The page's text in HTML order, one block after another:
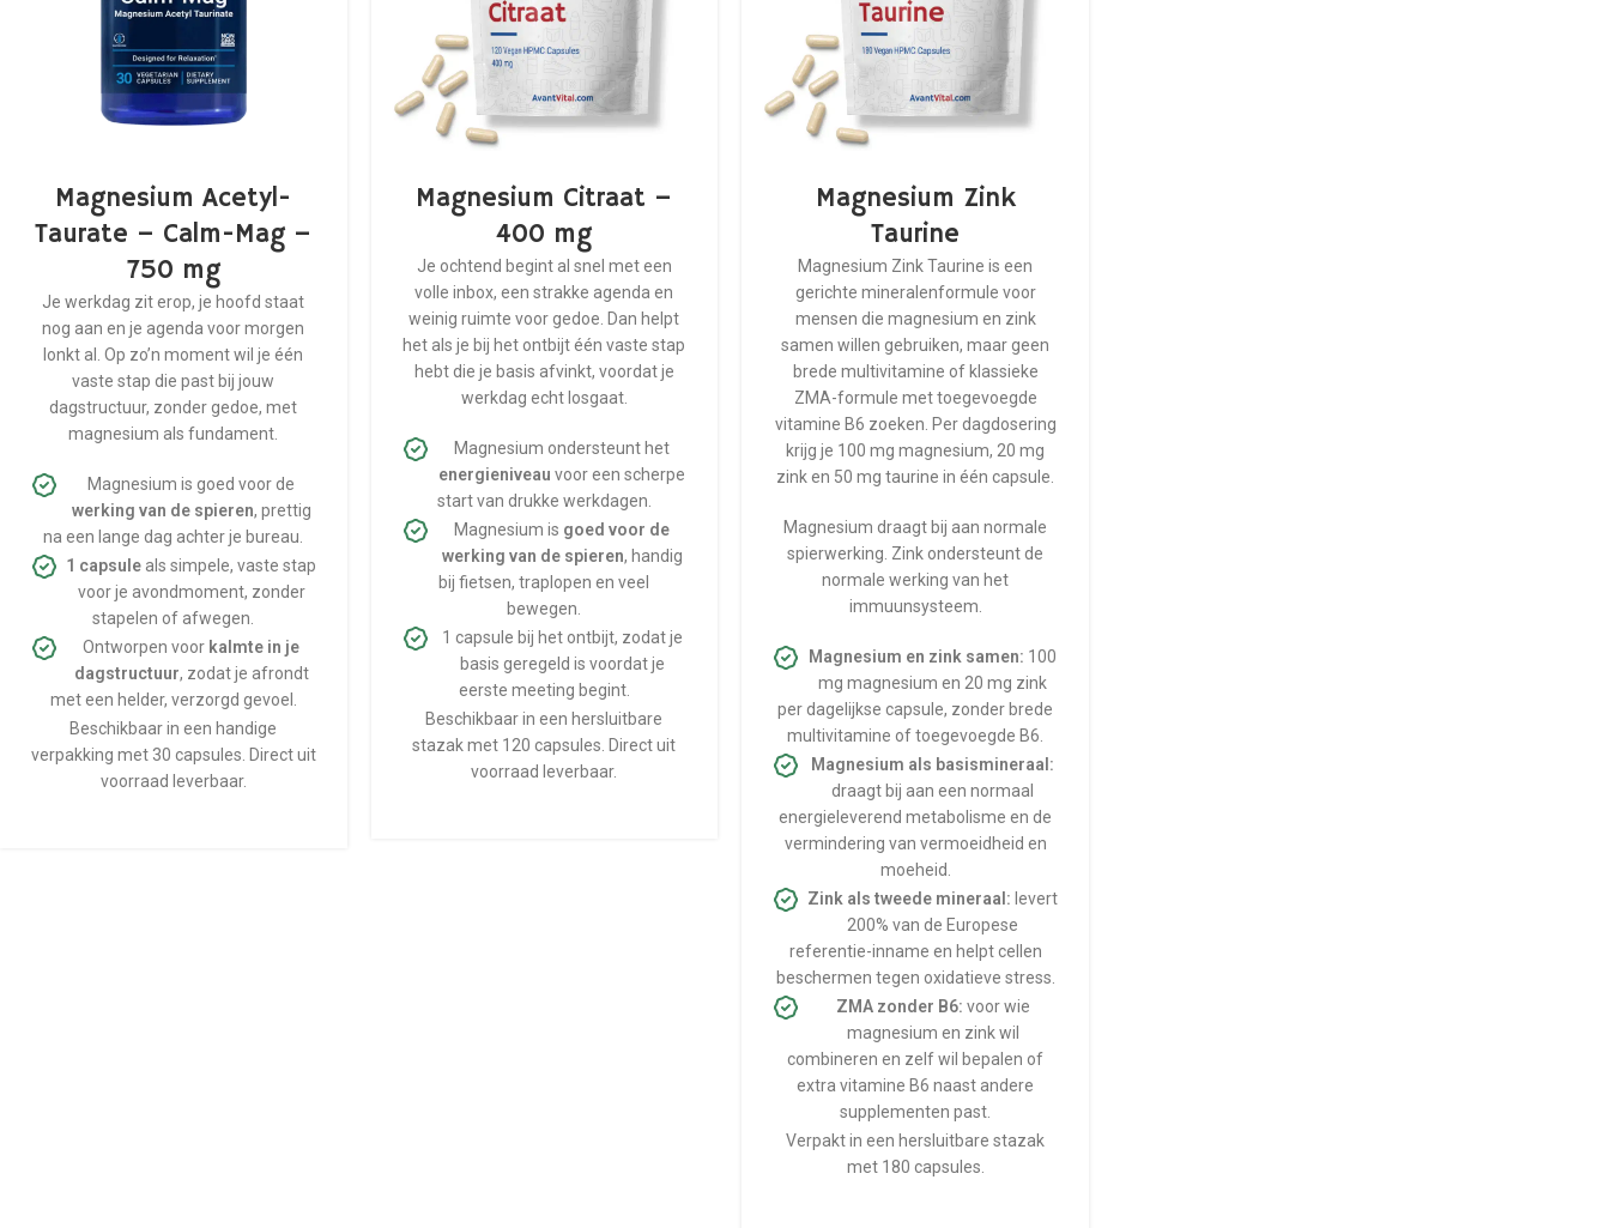
Magnesium Acetyl-
Taurate – Calm-Mag –
750 mg
Je werkdag zit erop, je hoofd staat
nog aan en je agenda voor morgen
lonkt al. Op zo’n moment wil je één
vaste stap die past bij jouw
dagstructuur, zonder gedoe, met
magnesium als fundament.
Magnesium is goed voor de
werking van de spieren, prettig
na een lange dag achter je bureau.
1 capsule als simpele, vaste stap
voor je avondmoment, zonder
stapelen of afwegen.
Ontworpen voor kalmte in je
dagstructuur, zodat je afrondt
met een helder, verzorgd gevoel.
Beschikbaar in een handige
verpakking met 30 capsules. Direct uit
voorraad leverbaar.
Magnesium Citraat –
400 mg
Je ochtend begint al snel met een
volle inbox, een strakke agenda en
weinig ruimte voor gedoe. Dan helpt
het als je bij het ontbijt één vaste stap
hebt die je basis afvinkt, voordat je
werkdag echt losgaat.
Magnesium ondersteunt het
energieniveau voor een scherpe
start van drukke werkdagen.
Magnesium is goed voor de
werking van de spieren, handig
bij fietsen, traplopen en veel
bewegen.
1 capsule bij het ontbijt, zodat je
basis geregeld is voordat je
eerste meeting begint.
Beschikbaar in een hersluitbare
stazak met 120 capsules. Direct uit
voorraad leverbaar.
Magnesium Zink
Taurine
Magnesium Zink Taurine is een
gerichte mineralenformule voor
mensen die magnesium en zink
samen willen gebruiken, maar geen
brede multivitamine of klassieke
ZMA-formule met toegevoegde
vitamine B6 zoeken. Per dagdosering
krijg je 100 mg magnesium, 20 mg
zink en 50 mg taurine in één capsule.
Magnesium draagt bij aan normale
spierwerking. Zink ondersteunt de
normale werking van het
immuunsysteem.
Magnesium en zink samen: 100
mg magnesium en 20 mg zink
per dagelijkse capsule, zonder brede
multivitamine of toegevoegde B6.
Magnesium als basismineraal:
draagt bij aan een normaal
energieleverend metabolisme en de
vermindering van vermoeidheid en
moeheid.
Zink als tweede mineraal: levert
200% van de Europese
referentie-inname en helpt cellen
beschermen tegen oxidatieve stress.
ZMA zonder B6: voor wie
magnesium en zink wil
combineren en zelf wil bepalen of
extra vitamine B6 naast andere
supplementen past.
Verpakt in een hersluitbare stazak
met 180 capsules.